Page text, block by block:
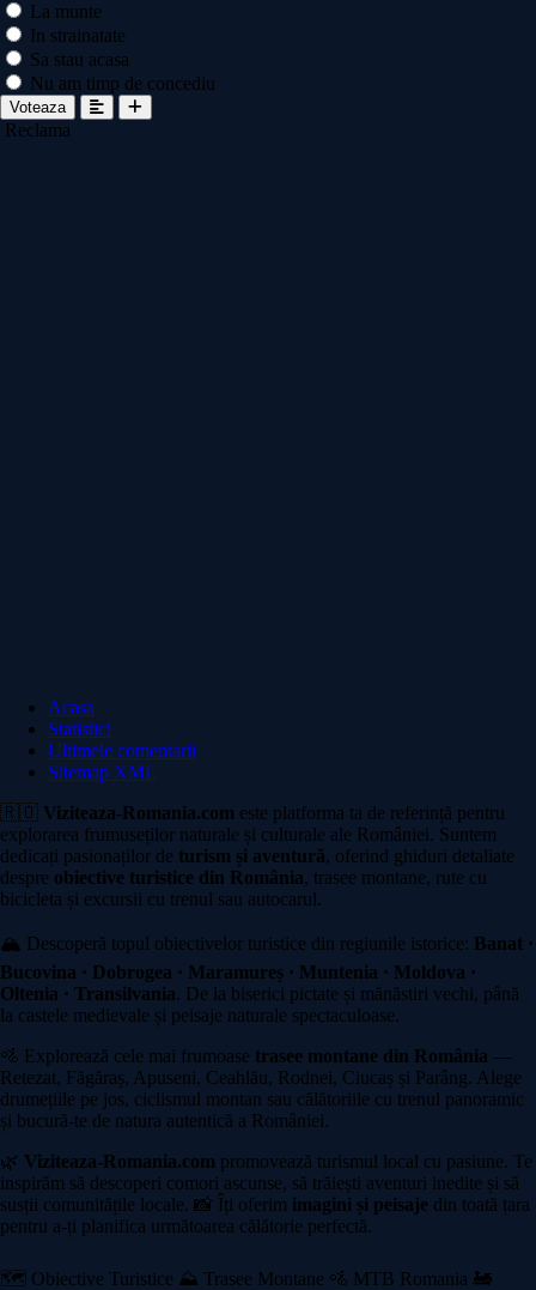
La munte
In strainatate
Sa stau acasa
Nu am timp de concediu
Voteaza
Reclama
Acasa
Statistici
Ultimele comentarii
Sitemap XML
🇷🇴 Viziteaza-Romania.com este platforma ta de referință pentru
explorarea frumuseților naturale și culturale ale României. Suntem
dedicați pasionaților de turism și aventură, oferind ghiduri detaliate
despre obiective turistice din România, trasee montane, rute cu
bicicleta și excursii cu trenul sau autocarul.
🏔️ Descoperă topul obiectivelor turistice din regiunile istorice: Banat ·
Bucovina · Dobrogea · Maramureș · Muntenia · Moldova ·
Oltenia · Transilvania. De la biserici pictate și mănăstiri vechi, până
la castele medievale și peisaje naturale spectaculoase.
🚵 Explorează cele mai frumoase trasee montane din România —
Retezat, Făgăraș, Apuseni, Ceahlău, Rodnei, Ciucaș și Parâng. Alege
drumețiile pe jos, ciclismul montan sau călătoriile cu trenul panoramic
și bucură-te de natura autentică a României.
🌿 Viziteaza-Romania.com promovează turismul local cu pasiune. Te
inspirăm să descoperi comori ascunse, să trăiești aventuri inedite și să
susții comunitățile locale. 📸 Îți oferim imagini și peisaje din toată țara
pentru a-ți planifica următoarea călătorie perfectă.
🗺️ Obiective Turistice ⛰️ Trasee Montane 🚵 MTB Romania 🚂